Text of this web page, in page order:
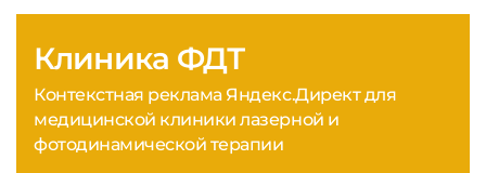
Клиника ФДТ
Контекстная реклама Яндекс.Директ для
медицинской клиники лазерной и
фотодинамической терапии